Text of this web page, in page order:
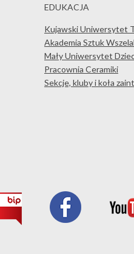
EDUKACJA
Kujawski Uniwersytet
Akademia Sztuk
Mały Uniwersytet
Pracownia Ceramiki
Sekcje, kluby i koła